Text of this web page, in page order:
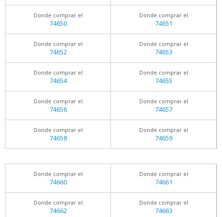
Donde comprar el
74650
Donde comprar el
74651
Donde comprar el
74652
Donde comprar el
74653
Donde comprar el
74654
Donde comprar el
74655
Donde comprar el
74656
Donde comprar el
74657
Donde comprar el
74658
Donde comprar el
74659
Donde comprar el
74660
Donde comprar el
74661
Donde comprar el
74662
Donde comprar el
74663